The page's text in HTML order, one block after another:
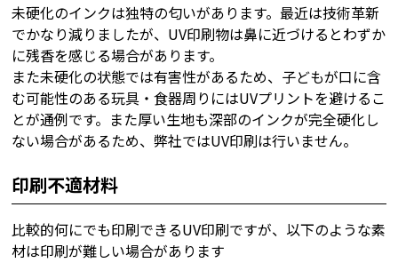
未硬化のインクは独特の匂いがあります。最近は技術革新
でかなり減りましたが、UV印刷物は鼻に近づけるとわずか
に残香を感じる場合があります。
また未硬化の状態では有害性があるため、子どもが口に含
む可能性のある玩具・食器周りにはUVプリントを避けるこ
とが通例です。また厚い生地も深部のインクが完全硬化し
ない場合があるため、弊社ではUV印刷は行いません。
印刷不適材料
比較的何にでも印刷できるUV印刷ですが、以下のような素
材は印刷が難しい場合があります